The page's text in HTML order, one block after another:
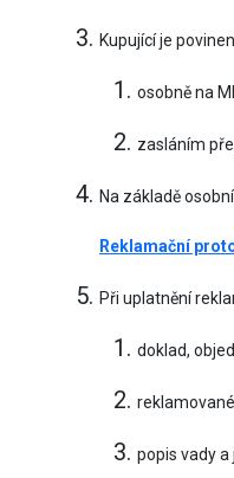
Kupující je
osobně na
zasláním
Na základě
Reklamační
Při uplatnění
doklad,
popis vady a